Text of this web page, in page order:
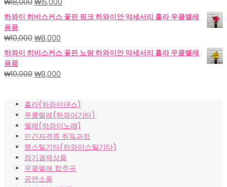
₩18,000.₩15,000.
₩18,000
래
가
격:
₩18,000.
₩15,000
재
가
하와이 히비스커스 꽃핀 핑크 하와이안 악세서리 훌라 우쿨렐레
용품
₩10,000 원
래
가
격:
₩10,000.
₩8,000
재
가
₩8,000.
하와이 히비스커스 꽃핀 노랑 하와이안 악세서리 훌라 우쿨렐레
용품
₩10,000 원
격:
₩10,000.
₩8,000
격:
₩8,000.
훌라(하와이댄스)
우쿨렐레(하와이기타)
멜레(하와이노래)
민간자격증 취득과정
랩스틸기타(하와이스틸기타)
정기결제상품
우쿨렐레 합주곡
공연소품